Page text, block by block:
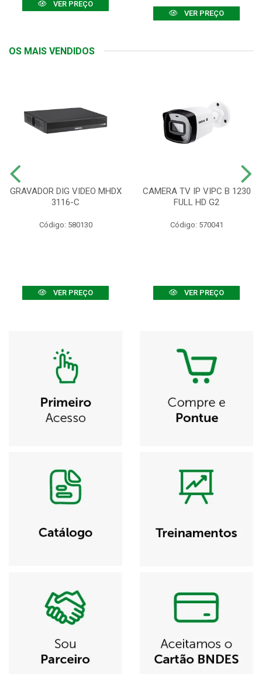
VER PREÇO
VER PREÇO
OS MAIS VENDIDOS
GRAVADOR DIG VIDEO MHDX
3116-C
Código: 580130
VER PREÇO
CAMERA TV IP VIPC B 1230
FULL HD G2
Código: 570041
VER PREÇO